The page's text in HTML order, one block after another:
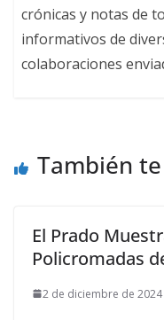
crónicas y notas de
informativos de
colaboraciones
También
El Prado
Policromadas
2 de diciembre de 2024